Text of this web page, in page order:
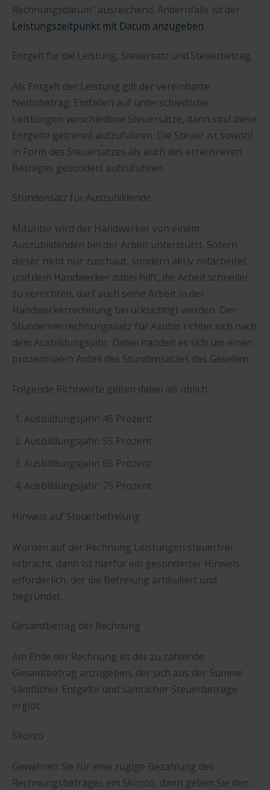
Rechnungsdatum“ ausreichend. Andernfalls ist der
Leistungszeitpunkt mit Datum anzugeben.
Entgelt für die Leistung, Steuersatz und Steuerbetrag
Als Entgelt der Leistung gilt der vereinbarte
Nettobetrag. Entfallen auf unterschiedliche
Leistungen verschiedene Steuersätze, dann sind diese
Entgelte getrennt aufzuführen. Die Steuer ist sowohl
in Form des Steuersatzes als auch des errechneten
Betrages gesondert aufzuführen.
Stundensatz für Auszubildende
Mitunter wird der Handwerker von einem
Auszubildenden bei der Arbeit unterstützt. Sofern
dieser nicht nur zuschaut, sondern aktiv mitarbeitet
und dem Handwerker dabei hilft, die Arbeit schneller
zu verrichten, darf auch seine Arbeit in der
Handwerkerrechnung berücksichtigt werden. Der
Stundenverrechnungssatz für Azubis richtet sich nach
dem Ausbildungsjahr. Dabei handelt es sich um einen
prozentualen Anteil des Stundensatzes des Gesellen.
Folgende Richtwerte gelten dabei als üblich:
Ausbildungsjahr: 45 Prozent
Ausbildungsjahr: 55 Prozent
Ausbildungsjahr: 65 Prozent
Ausbildungsjahr: 75 Prozent
Hinweis auf Steuerbefreiung
Wurden auf der Rechnung Leistungen steuerfrei
erbracht, dann ist hierfür ein gesonderter Hinweis
erforderlich, der die Befreiung artikuliert und
begründet.
Gesamtbetrag der Rechnung
Am Ende der Rechnung ist der zu zahlende
Gesamtbetrag anzugeben, der sich aus der Summe
sämtlicher Entgelte und sämtlicher Steuerbeträge
ergibt.
Skonto
Gewähren Sie für eine zügige Bezahlung des
Rechnungsbetrages ein Skonto, dann geben Sie den